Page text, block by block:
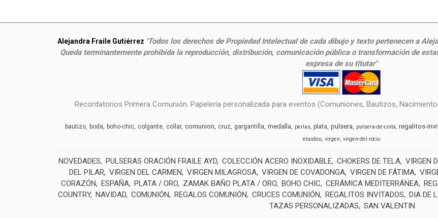
Alejandra Fraile Gutiérrez "Todos los derechos de Propiedad Intelectual de cada dibujo y texto pertenecen a
Queda terminantemente prohibida la reproducción, distribución, comunicación pública o transformación de
expresa de su titutar"
Recordatorios Primera Comunión. Papelería personalizada para eventos (Comuniones, Bautizos,
bautizo boda boho-chic colgante collar comunion cruz gargantilla medalla perlas plata pulsera pulsera-de-cinta regalitos-
elastico virgen virgen-del-rocio
NOVEDADES PULSERAS ORACIÓN FRAILE AYD COLECCIÓN ACERO INOXIDABLE CHOKERS DE TELA VIRGEN
DEL PILAR VIRGEN DEL CARMEN VIRGEN MILAGROSA VIRGEN DE COVADONGA VIRGEN DE FÁTIMA
CORAZÓN
ESPAÑA PLATA / ORO ZAMAK BAÑO PLATA / ORO BOHO CHIC CERÁMICA MEDITERRÁNEA
COUNTRY NAVIDAD COMUNIÓN REGALOS COMUNIÓN CRUCES COMUNIÓN REGALITOS INVITADOS DIA DE
TAZAS PERSONALIZADAS
SAN VALENTIN